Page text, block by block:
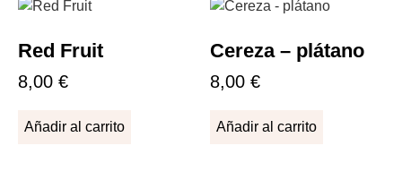
Red Fruit
8,00 €
Añadir al carrito
Cereza – plátano
8,00 €
Añadir al carrito